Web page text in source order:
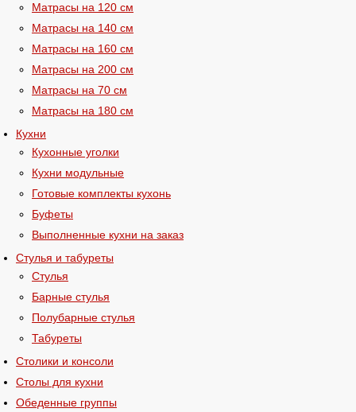
Матрасы на 120 см
Матрасы на 140 см
Матрасы на 160 см
Матрасы на 200 см
Матрасы на 70 см
Матрасы на 180 см
Кухни
Кухонные уголки
Кухни модульные
Готовые комплекты кухонь
Буфеты
Выполненные кухни на заказ
Стулья и табуреты
Стулья
Барные стулья
Полубарные стулья
Табуреты
Столики и консоли
Столы для кухни
Обеденные группы